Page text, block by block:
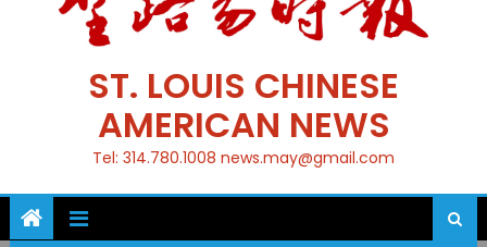
ST. LOUIS CHINESE
AMERICAN NEWS
Tel: 314.780.1008 news.may@gmail.com